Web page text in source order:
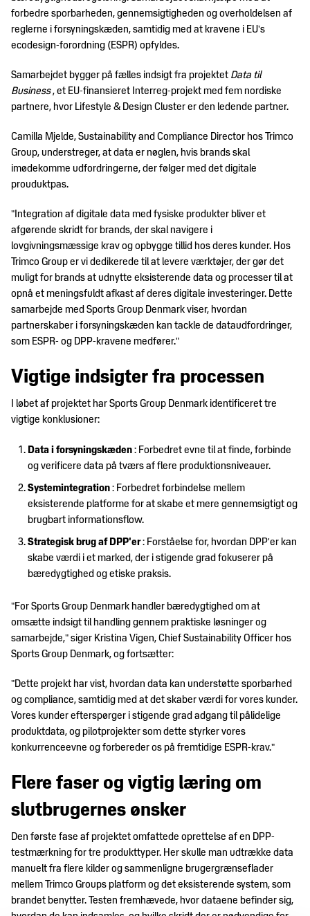
&
design
Udvidet
historie
Brancheerklæringer
forbedre sporbarheden, gennemsigtigheden og overholdelsen af
reglerne i forsyningskæden, samtidig med at kravene i EU's
ecodesign-forordning (ESPR) opfyldes.
Samarbejdet bygger på fælles indsigt fra projektet Data til
Business, et EU-finansieret Interreg-projekt med fem nordiske
partnere, hvor Lifestyle & Design Cluster er den ledende partner.
Camilla Mjelde, Sustainability and Compliance Director hos Trimco
Group, understreger, at data er nøglen, hvis brands skal
imødekomme udfordringerne, der følger med det digitale
prouduktpas.
"Integration af digitale data med fysiske produkter bliver et
afgørende skridt for brands, der skal navigere i
lovgivningsmæssige krav og opbygge tillid hos deres kunder. Hos
Trimco Group er vi dedikerede til at levere værktøjer, der gør det
muligt for brands at udnytte eksisterende data og processer til at
opnå et meningsfuldt afkast af deres digitale investeringer. Dette
samarbejde med Sports Group Denmark viser, hvordan
partnerskaber i forsyningskæden kan tackle de dataudfordringer,
som ESPR- og DPP-kravene medfører."
Vigtige indsigter fra processen
I løbet af projektet har Sports Group Denmark identificeret tre
vigtige konklusioner:
Data i forsyningskæden: Forbedret evne til at finde, forbinde
og verificere data på tværs af flere produktionsniveauer.
Systemintegration: Forbedret forbindelse mellem
eksisterende platforme for at skabe et mere gennemsigtigt og
brugbart informationsflow.
Strategisk brug af DPP'er: Forståelse for, hvordan DPP'er kan
skabe værdi i et marked, der i stigende grad fokuserer på
bæredygtighed og etiske praksis.
"For Sports Group Denmark handler bæredygtighed om at
omsætte indsigt til handling gennem praktiske løsninger og
samarbejde," siger Kristina Vigen, Chief Sustainability Officer hos
Sports Group Denmark, og fortsætter:
"Dette projekt har vist, hvordan data kan understøtte sporbarhed
og compliance, samtidig med at det skaber værdi for vores kunder.
Vores kunder efterspørger i stigende grad adgang til pålidelige
produktdata, og pilotprojekter som dette styrker vores
konkurrenceevne og forbereder os på fremtidige ESPR-krav."
Flere faser og vigtig læring om
slutbrugernes ønsker
Den første fase af projektet omfattede oprettelse af en DPP-
testmærkning for tre produkttyper. Her skulle man udtrække data
manuelt fra flere kilder og sammenligne brugergrænseflader
mellem Trimco Groups platform og det eksisterende system, som
brandet benytter. Testen fremhævede, hvor dataene befinder sig,